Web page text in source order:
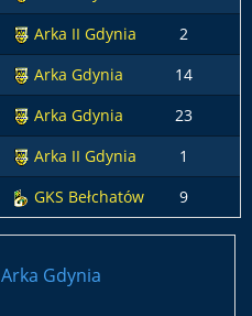
Arka II Gdynia
2
Arka Gdynia 14
Arka Gdynia 23
Arka II Gdynia
1
GKS Bełchatów 9
Arka Gdynia